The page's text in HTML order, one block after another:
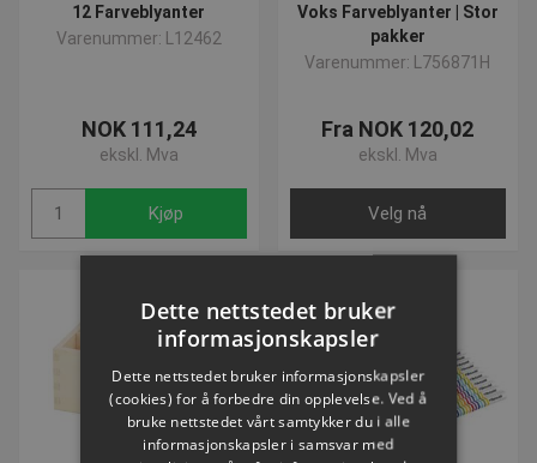
12 Farveblyanter
Varenummer: L12462
NOK 111,24
ekskl. Mva
Kjøp
Voks Farveblyanter | Stor
pakker
Varenummer: L756871H
Fra NOK 120,02
ekskl. Mva
Velg nå
NYHET
Dette nettstedet bruker
informasjonskapsler
Dette nettstedet bruker informasjonskapsler
(cookies) for å forbedre din opplevelse. Ved å
bruke nettstedet vårt samtykker du i alle
informasjonskapsler i samsvar med